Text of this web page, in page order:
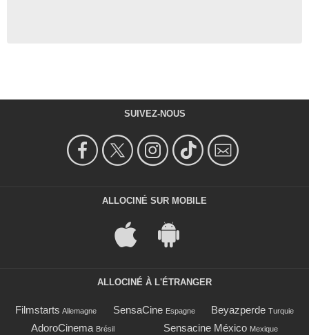
SUIVEZ-NOUS
ALLOCINÉ SUR MOBILE
ALLOCINÉ À L'ÉTRANGER
Filmstarts Allemagne SensaCine Espagne Beyazperde Turquie
AdoroCinema Brésil Sensacine México Mexique